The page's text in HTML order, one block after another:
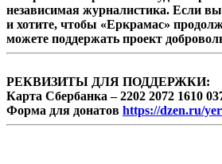
независимая журналистика. Если
и хотите, чтобы «Еркрамас»
можете поддержать проект
РЕКВИЗИТЫ ДЛЯ ПОДДЕРЖКИ:
Карта Сбербанка – 2202 2072 1610
Форма для донатов https://dzen.ru/